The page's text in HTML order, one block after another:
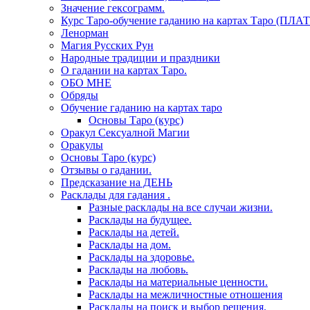
Значение гексограмм.
Курс Таро-обучение гаданию на картах Таро
Ленорман
Магия Русских Рун
Народные традиции и праздники
О гадании на картах Таро.
ОБО МНЕ
Обряды
Обучение гаданию на картах таро
Основы Таро (курс)
Оракул Сексуалной Магии
Оракулы
Основы Таро (курс)
Отзывы о гадании.
Предсказание на ДЕНЬ
Расклады для гадания .
Разные расклады на все случаи жизни.
Расклады на будущее.
Расклады на детей.
Расклады на дом.
Расклады на здоровье.
Расклады на любовь.
Расклады на материальные ценности.
Расклады на межличностные отношения
Расклады на поиск и выбор решения.